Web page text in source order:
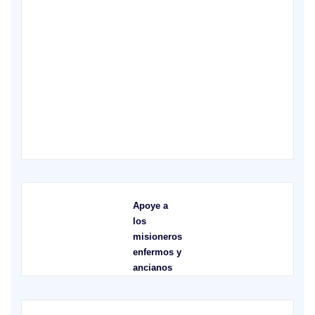
Apoye a
los
misioneros
enfermos y
ancianos